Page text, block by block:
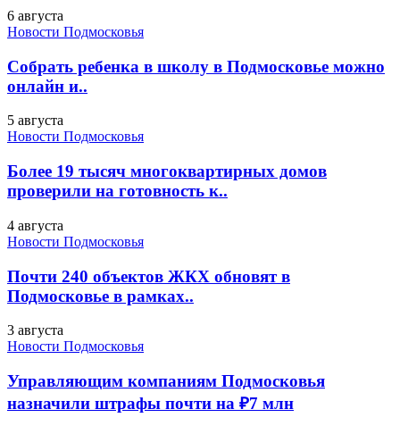
6 августа
Новости Подмосковья
Собрать ребенка в школу в Подмосковье можно
онлайн и..
5 августа
Новости Подмосковья
Более 19 тысяч многоквартирных домов
проверили на готовность к..
4 августа
Новости Подмосковья
Почти 240 объектов ЖКХ обновят в
Подмосковье в рамках..
3 августа
Новости Подмосковья
Управляющим компаниям Подмосковья
назначили штрафы почти на ₽7 млн